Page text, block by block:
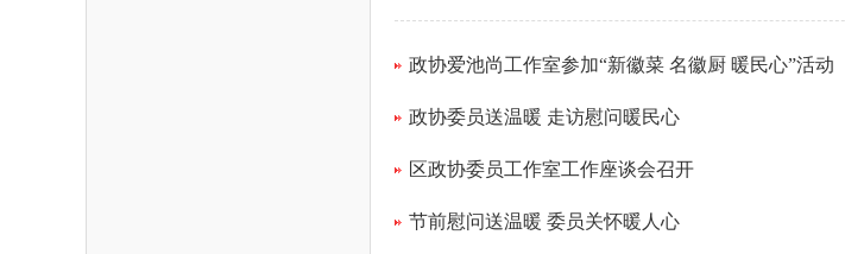
政协爱池尚工作室参加“新徽菜 名徽厨 暖民心”活动
政协委员送温暖 走访慰问暖民心
区政协委员工作室工作座谈会召开
节前慰问送温暖 委员关怀暖人心